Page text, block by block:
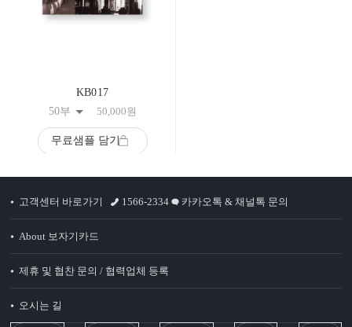
KB017
50부
50,000원
무료샘플 담기
고객센터 바로가기 1566-2334 카카오톡 & 채널톡 문의
About 보자기카드
제휴 및 협찬 문의 / 협력업체 등록
오시는 길